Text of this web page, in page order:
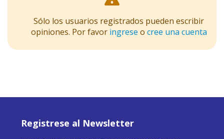
Sólo los usuarios registrados pueden escribir
opiniones. Por favor ingrese o cree una cuenta
Registrese al Newsletter